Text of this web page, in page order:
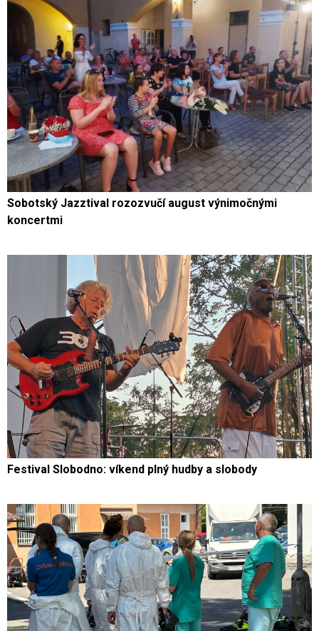
Sobotský Jazztival rozozvučí august výnimočnými
koncertmi
Festival Slobodno: víkend plný hudby a slobody